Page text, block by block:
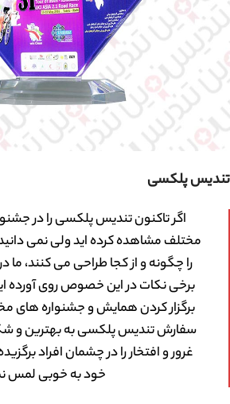
تندیس پلکسی
اگر تاکنون تندیس پلکسی را در
مختلف مشاهده کرده اید ولی نمی
را چگونه و از کجا طراحی می کنند، ما
برخی نکات در این خصوص روی آورده
برگزار کردن همایش و جشنواره های
سفارش تندیس پلکسی به بهترین و
غرور و افتخار را در چشمان افراد
خود به خوبی لمس